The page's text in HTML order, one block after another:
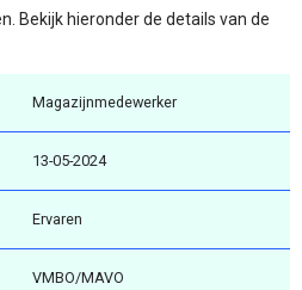
Bekijk hieronder de details van de
Magazijnmedewerker
13-05-2024
Ervaren
VMBO/MAVO